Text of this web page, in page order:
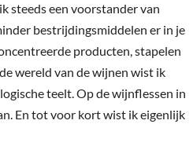
steeds een voorstander van
bestrijdingsmiddelen er in je
producten, stapelen
wereld van de wijnen wist ik
teelt. Op de wijnflessen in
En tot voor kort wist ik eigenlijk